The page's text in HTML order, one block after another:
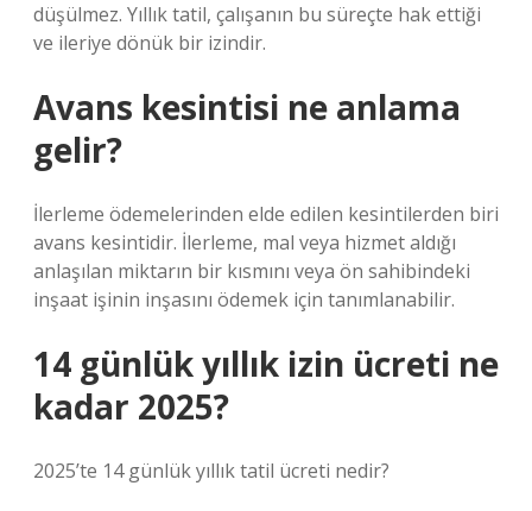
düşülmez. Yıllık tatil, çalışanın bu süreçte hak ettiği
ve ileriye dönük bir izindir.
Avans kesintisi ne anlama
gelir?
İlerleme ödemelerinden elde edilen kesintilerden biri
avans kesintidir. İlerleme, mal veya hizmet aldığı
anlaşılan miktarın bir kısmını veya ön sahibindeki
inşaat işinin inşasını ödemek için tanımlanabilir.
14 günlük yıllık izin ücreti ne
kadar 2025?
2025’te 14 günlük yıllık tatil ücreti nedir?